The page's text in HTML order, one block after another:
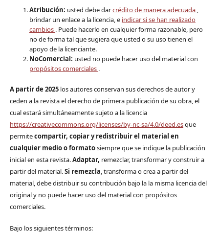
Atribución: usted debe darcrédito de manera adecuada ,
brindar un enlace a la licencia, e indicar si se han realizado
cambios . Puede hacerlo en cualquier forma razonable, pero
no de forma tal que sugiera que usted o su uso tienen el
apoyo de la licenciante.
NoComercial: usted no puede hacer uso del material con
propósitos comerciales .
A partir de 2025los autores conservan sus derechos de autor y
ceden a la revista el derecho de primera publicación de su obra, el
cual estará simultáneamente sujeto a la licencia
https://creativecommons.org/licenses/by-nc-sa/4.0/deed.esque
permitecompartir, copiar y redistribuir el material en
cualquier medio o formatosiempre que se indique la publicación
inicial en esta revista.Adaptar, remezclar, transformar y construir a
partir del material.Si remezcla, transforma o crea a partir del
material, debe distribuir su contribución bajo la la misma licencia del
original y no puede hacer uso del material con propósitos
comerciales.
Bajo los siguientes términos: